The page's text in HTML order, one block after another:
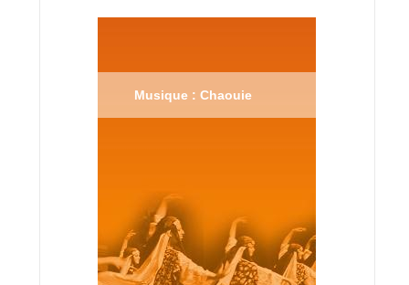
Musique : Chaouie